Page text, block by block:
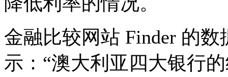
金融比较网站 Finder 的数
示：“澳大利亚四大银行